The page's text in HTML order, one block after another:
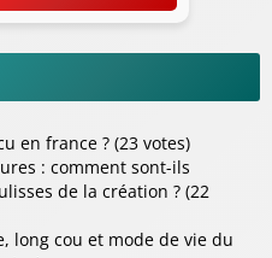
en france ? (23 votes)
: comment sont-ils
de la création ? (22
long cou et mode de vie du